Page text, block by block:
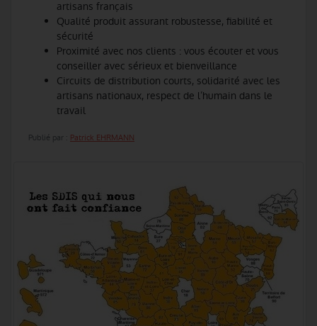
artisans français
Qualité produit assurant robustesse, fiabilité et
sécurité
Proximité avec nos clients : vous écouter et vous
conseiller avec sérieux et bienveillance
Circuits de distribution courts, solidarité avec les
artisans nationaux, respect de l’humain dans le
travail
Publié par : Patrick EHRMANN